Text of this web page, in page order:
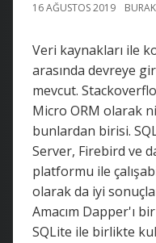
16 AĞUSTOS 2019
Veri kaynakları ile
arasında devreye
mevcut.
Micro ORM olarak
bunlardan birisi.
Server, Firebird ve
platformu ile
olarak da iyi
Amacım Dapper'ı
SQLite ile birlikte